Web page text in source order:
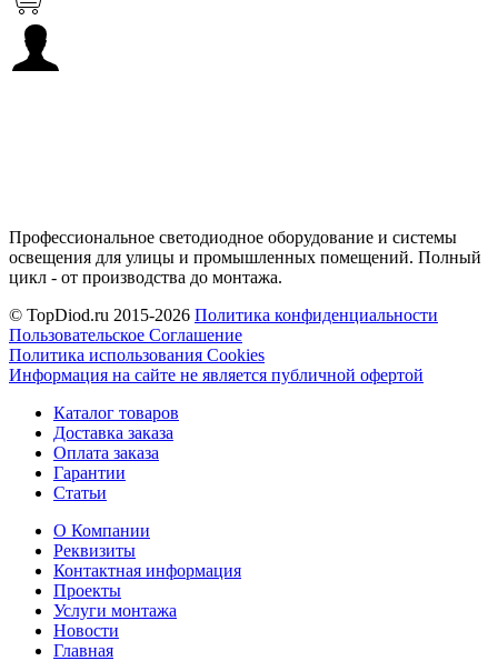
Профессиональное светодиодное оборудование и системы
освещения для улицы и промышленных помещений. Полный
цикл - от производства до монтажа.
© TopDiod.ru 2015-2026 Политика конфиденциальности
Пользовательское Соглашение
Политика использования Cookies
Информация на сайте не является публичной офертой
Каталог товаров
Доставка заказа
Оплата заказа
Гарантии
Статьи
О Компании
Реквизиты
Контактная информация
Проекты
Услуги монтажа
Новости
Главная